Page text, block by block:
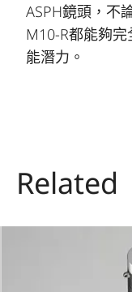
ASPH鏡頭，不
M10-R都能夠
能潛力。
Related